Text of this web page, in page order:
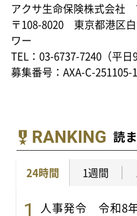
アクサ生命保険株式会社
〒108-8020 東京都港区
ワー
TEL：03-6737-7240（平日
募集番号：AXA-C-251105-
RANKING 読
24時間 1週間
人事発令 令和8